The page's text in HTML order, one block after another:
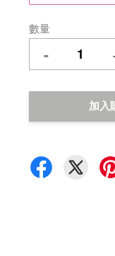
數量
-
加入